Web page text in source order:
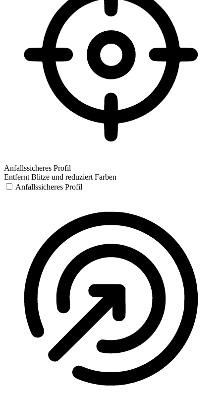
Anfallssicheres Profil
Entfernt Blitze und reduziert Farben
Anfallssicheres Profil